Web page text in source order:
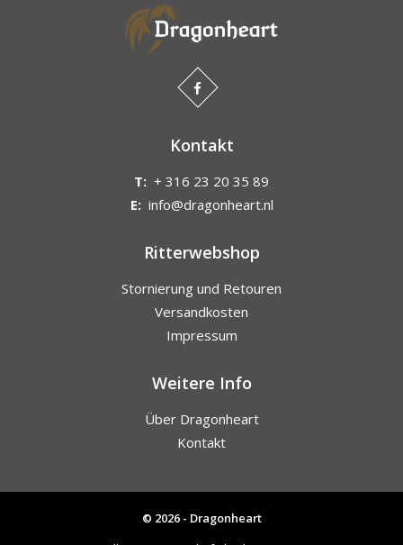
Kontakt
T: + 316 23 20 35 89
E: info@dragonheart.nl
Ritterwebshop
Stornierung und Retouren
Versandkosten
Impressum
Weitere Info
Über Dragonheart
Kontakt
© 2026 - Dragonheart